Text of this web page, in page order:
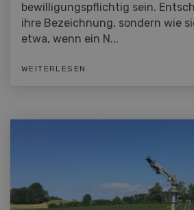
bewilligungspflichtig sein.
ihre Bezeichnung, sondern wie
etwa, wenn ein N...
WEITERLESEN